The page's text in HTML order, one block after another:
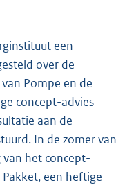
een
over de
Pompe en de
concept-advies
aan de
In de zomer van
het concept-
een heftige